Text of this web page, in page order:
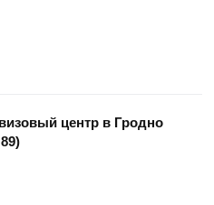
центр в Гродно